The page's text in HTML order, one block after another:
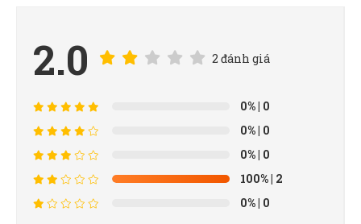
2.0 2 đánh giá
0%| 0
0%| 0
0%| 0
100%| 2
0%| 0